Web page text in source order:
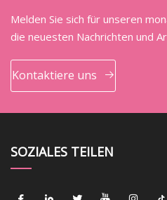
Melden Sie sich für unseren
die neuesten Nachrichten und
Kontaktiere uns
SOZIALES TEILEN